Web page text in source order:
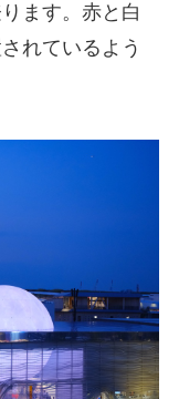
ます。赤と白
れているよう